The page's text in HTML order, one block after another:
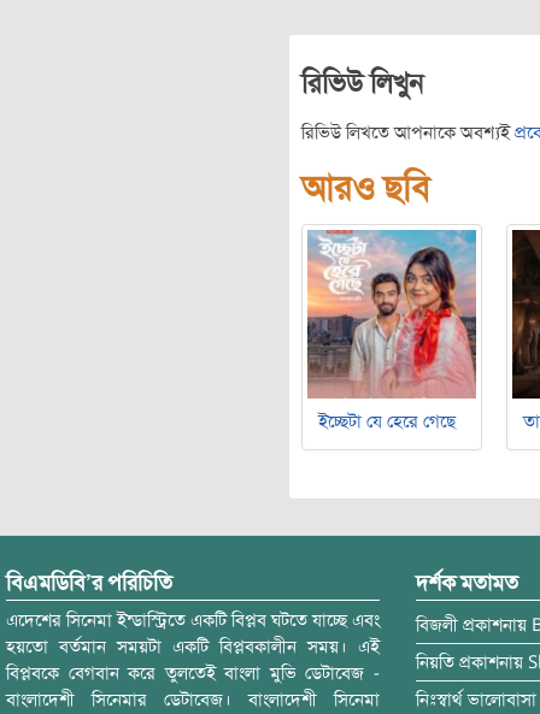
রিভিউ লিখুন
রিভিউ লিখতে আপনাকে অবশ্যই
আরও ছবি
ইচ্ছেটা যে হেরে গেছে
বিএমডিবি’র পরিচিতি
এদেশের সিনেমা ইন্ডাস্ট্রিতে একটি বিপ্লব ঘটতে যাচ্ছে এবং
হয়তো বর্তমান সময়টা একটি বিপ্লবকালীন সময়। এই
বিপ্লবকে বেগবান করে তুলতেই বাংলা মুভি ডেটাবেজ -
বাংলাদেশী সিনেমার ডেটাবেজ। বাংলাদেশী সিনেমা
দর্শক মতামত
বিজলী প্রকাশনায়
নিয়তি প্রকাশনায়
নিঃস্বার্থ ভালোবাসা